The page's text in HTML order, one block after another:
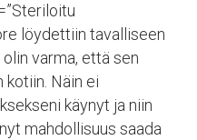
löydettiin tavalliseen
varma, että sen
kotiin. Näin ei
käynyt ja niin
mahdollisuus saada